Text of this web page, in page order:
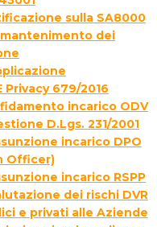
sulla SA8000
dei
Privacy 679/2016
incarico ODV
D.Lgs. 231/2001
incarico DPO
Officer)
incarico RSPP
dei rischi DVR
e privati alle Aziende